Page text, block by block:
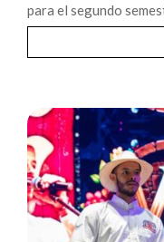
para el segundo